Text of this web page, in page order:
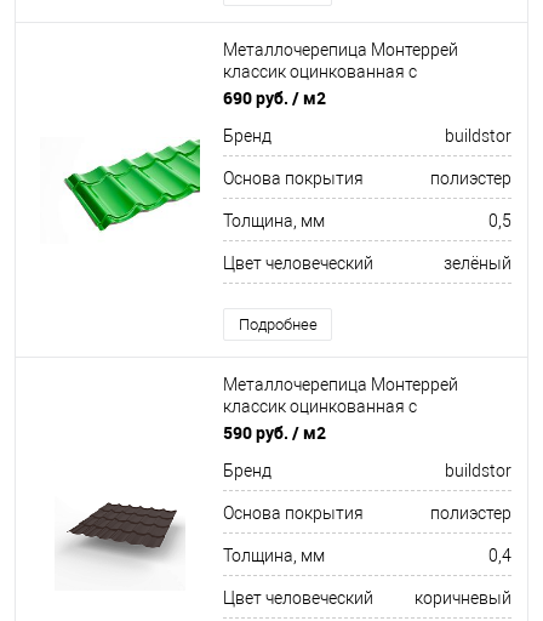
Металлочерепица Монтеррей
классик оцинкованная с
полимерным покрытием
690 руб. / м2
Бренд buildstor
Основа покрытия полиэстер
Толщина, мм 0,5
Цвет человеческий зелёный
Подробнее
Металлочерепица Монтеррей
классик оцинкованная с
полимерным покрытием
590 руб. / м2
Бренд buildstor
Основа покрытия полиэстер
Толщина, мм 0,4
Цвет человеческий коричневый